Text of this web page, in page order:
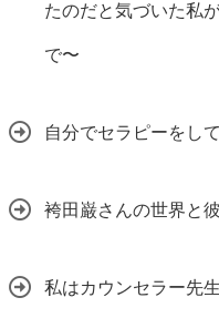
たのだと気づいた私
で〜
自分でセラピーをし
袴田巌さんの世界と
私はカウンセラー先